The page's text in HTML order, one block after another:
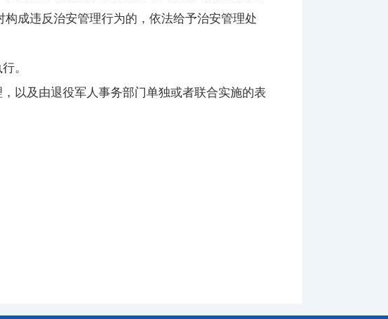
成违反治安管理行为的，依法给予治安管理处
。
及由退役军人事务部门单独或者联合实施的表